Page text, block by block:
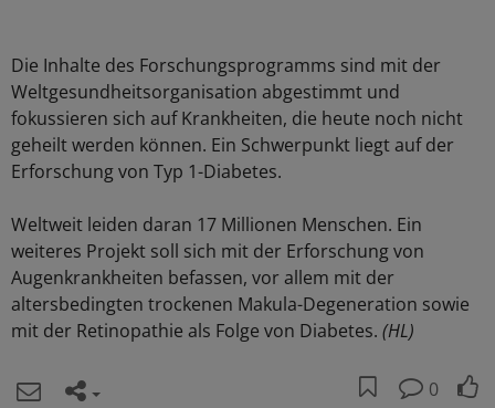
Die Inhalte des Forschungsprogramms sind mit der
Weltgesundheitsorganisation abgestimmt und
fokussieren sich auf Krankheiten, die heute noch nicht
geheilt werden können. Ein Schwerpunkt liegt auf der
Erforschung von Typ 1-Diabetes.
Weltweit leiden daran 17 Millionen Menschen. Ein
weiteres Projekt soll sich mit der Erforschung von
Augenkrankheiten befassen, vor allem mit der
altersbedingten trockenen Makula-Degeneration sowie
mit der Retinopathie als Folge von Diabetes. (HL)
0